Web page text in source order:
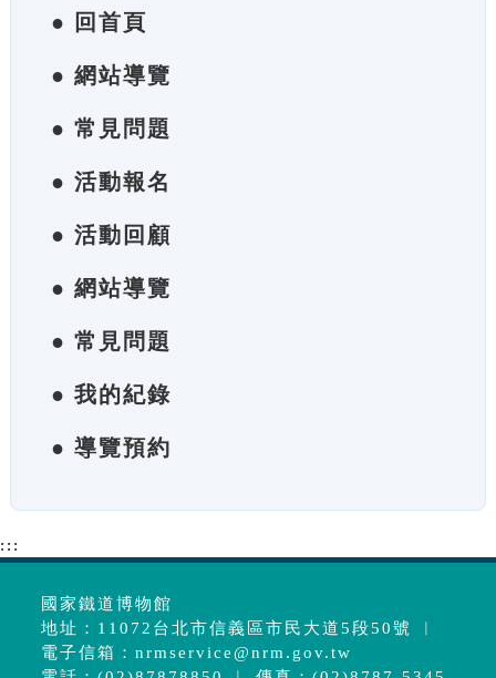
● 回首頁
● 網站導覽
● 常見問題
● 活動報名
● 活動回顧
● 網站導覽
● 常見問題
● 我的紀錄
● 導覽預約
:::
國家鐵道博物館
地址：11072台北市信義區市民大道5段50號 ︱
電子信箱：nrmservice@nrm.gov.tw